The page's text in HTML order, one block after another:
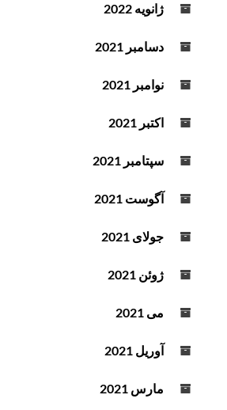
ژانویه 2022
دسامبر 2021
نوامبر 2021
اکتبر 2021
سپتامبر 2021
آگوست 2021
جولای 2021
ژوئن 2021
می 2021
آوریل 2021
مارس 2021